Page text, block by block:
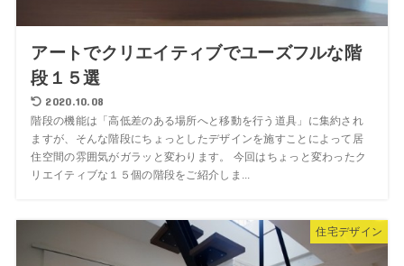
アートでクリエイティブでユーズフルな階
段１５選
2020.10.08
階段の機能は「高低差のある場所へと移動を行う道具」に集約され
ますが、そんな階段にちょっとしたデザインを施すことによって居
住空間の雰囲気がガラッと変わります。 今回はちょっと変わったク
リエイティブな１５個の階段をご紹介しま...
住宅デザイン